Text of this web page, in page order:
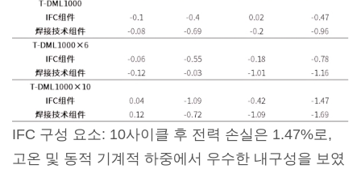
IFC 구성 요소: 10사이클 후 전력 손실은 1.47%로,
고온 및 동적 기계적 하중에서 우수한 내구성을 보였